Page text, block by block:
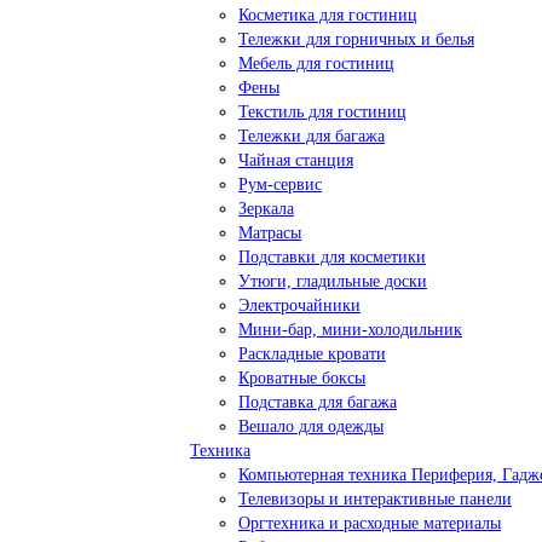
Косметика для гостиниц
Тележки для горничных и белья
Мебель для гостиниц
Фены
Текстиль для гостиниц
Тележки для багажа
Чайная станция
Рум-сервис
Зеркала
Матрасы
Подставки для косметики
Утюги, гладильные доски
Электрочайники
Мини-бар, мини-холодильник
Раскладные кровати
Кроватные боксы
Подставка для багажа
Вешало для одежды
Техника
Компьютерная техника Периферия,
Телевизоры и интерактивные панели
Оргтехника и расходные материалы